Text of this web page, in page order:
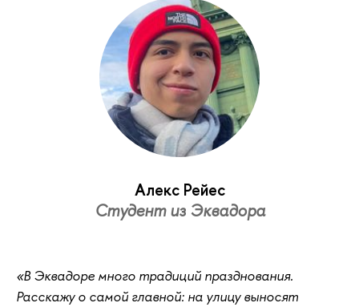
Алекс Рейес
Студент из Эквадора
«В Эквадоре много традиций празднования.
Расскажу о самой главной: на улицу выносят